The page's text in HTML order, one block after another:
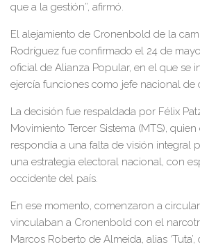
que a la gestión”, afirmó.
El alejamiento de Cronenbold de la
Rodríguez fue confirmado el 24 de
oficial de Alianza Popular, en el que se
ejercía funciones como jefe nacional de
La decisión fue respaldada por Félix
Movimiento Tercer Sistema (MTS),
respondía a una falta de visión integral
una estrategia electoral nacional, con
occidente del país.
En ese momento, comenzaron a
vinculaban a Cronenbold con el
Marcos Roberto de Almeida, alias